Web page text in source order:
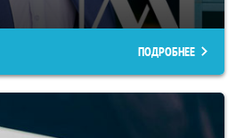
ПОДРОБНЕЕ